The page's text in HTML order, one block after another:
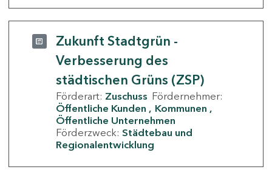
Zukunft Stadtgrün -
Verbesserung des
städtischen Grüns (ZSP)
Förderart: Zuschuss Fördernehmer:
Öffentliche Kunden
Kommunen
Öffentliche Unternehmen
Förderzweck: Städtebau und
Regionalentwicklung